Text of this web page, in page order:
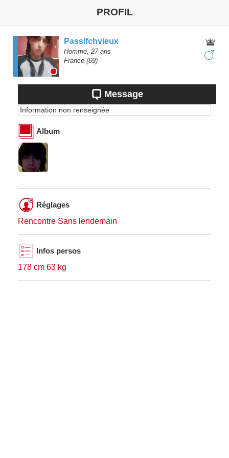
PROFIL
Passifchvieux
Homme, 27ans
France (69)
Message
Information non renseignée
Album
Réglages
Rencontre Sans lendemain
Infos persos
178 cm 63 kg